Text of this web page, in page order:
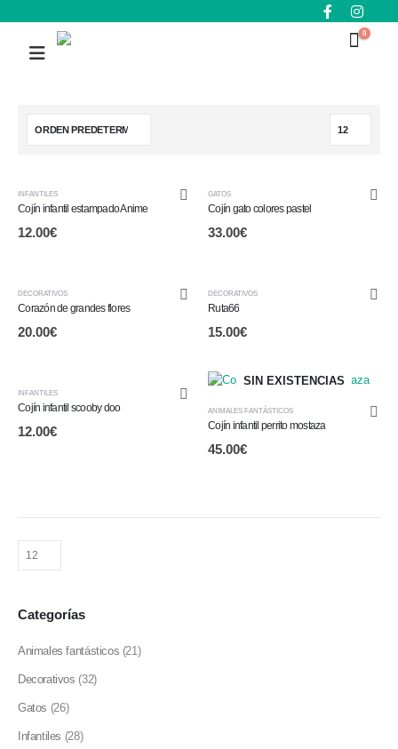
0
INFANTILES
Cojín infantil estampado Anime
12.00€
GATOS
Cojín gato colores pastel
33.00€
DECORATIVOS
Corazón de grandes flores
20.00€
DECORATIVOS
Ruta66
15.00€
INFANTILES
Cojín infantil scooby doo
12.00€
SIN EXISTENCIAS
ANIMALES FANTÁSTICOS
Cojín infantil perrito mostaza
45.00€
Categorías
Animales fantásticos (21)
Decorativos (32)
Gatos (26)
Infantiles (28)